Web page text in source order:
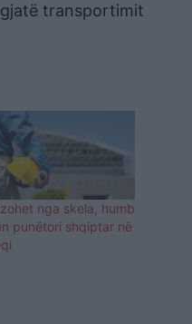
transportimit
nga skela, humb
punëtori shqiptar në